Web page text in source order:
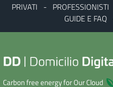
PRIVATI - PROFESSIONISTI
GUIDE E FAQ
Carbon free energy for Our Cloud